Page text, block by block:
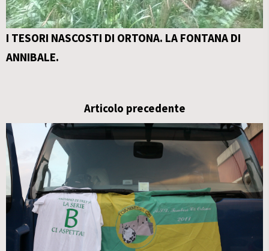
I TESORI NASCOSTI DI ORTONA. LA FONTANA DI
ANNIBALE.
Articolo precedente